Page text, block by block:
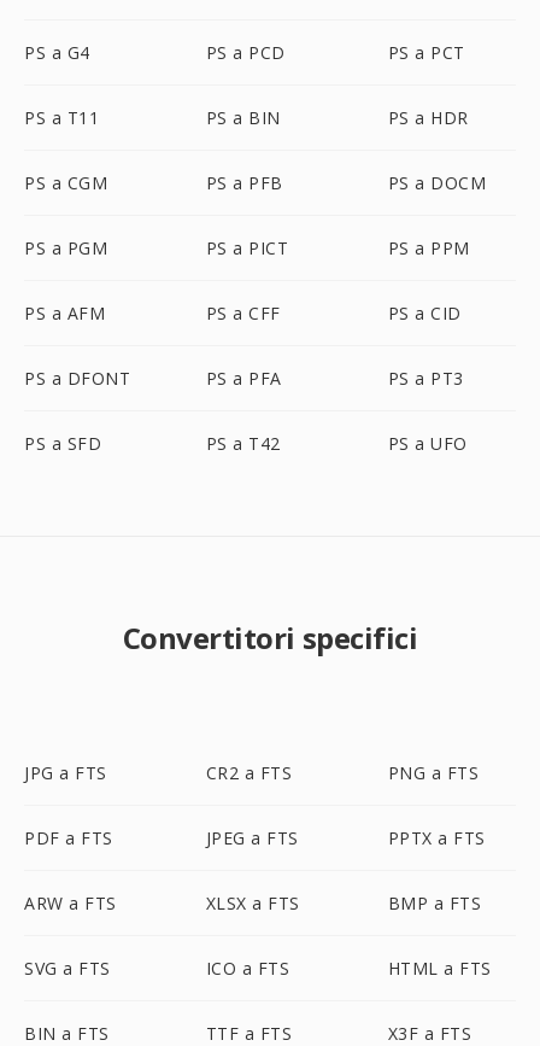
PS a G4 PS a PCD PS a PCT
PS a T11 PS a BIN PS a HDR
PS a CGM PS a PFB PS a DOCM
PS a PGM PS a PICT PS a PPM
PS a AFM PS a CFF PS a CID
PS a DFONT PS a PFA PS a PT3
PS a SFD PS a T42 PS a UFO
Convertitori specifici
JPG a FTS CR2 a FTS PNG a FTS
PDF a FTS JPEG a FTS PPTX a FTS
ARW a FTS XLSX a FTS BMP a FTS
SVG a FTS ICO a FTS HTML a FTS
BIN a FTS TTF a FTS X3F a FTS